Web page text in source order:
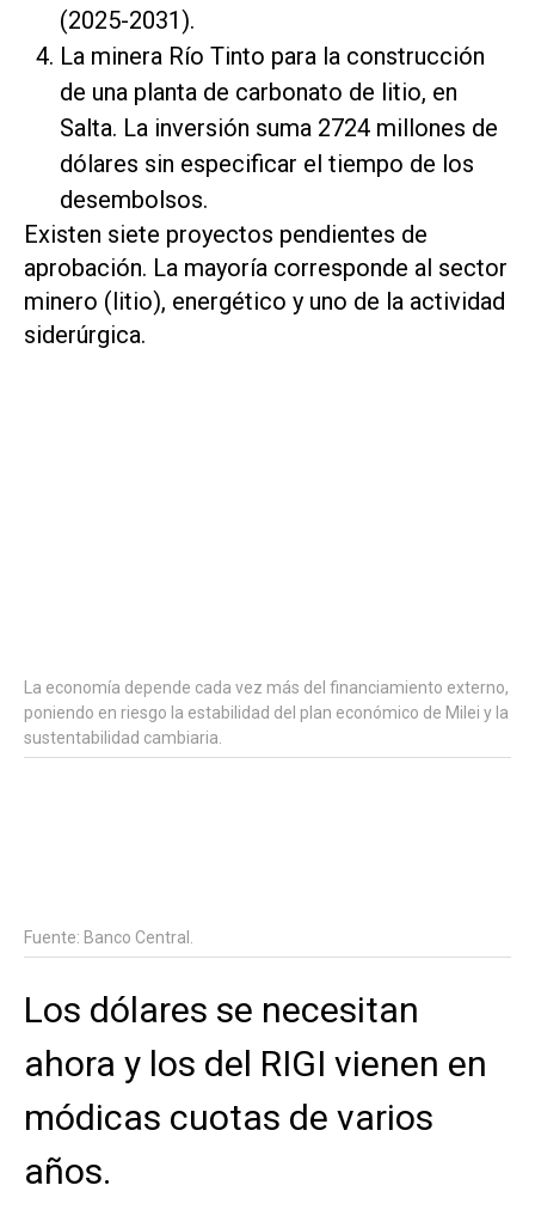
(2025-2031).
La minera Río Tinto para la construcción
de una planta de carbonato de litio, en
Salta. La inversión suma 2724 millones de
dólares sin especificar el tiempo de los
desembolsos.
Existen siete proyectos pendientes de
aprobación. La mayoría corresponde al sector
minero (litio), energético y uno de la actividad
siderúrgica.
La economía depende cada vez más del financiamiento externo,
poniendo en riesgo la estabilidad del plan económico de Milei y la
sustentabilidad cambiaria.
Fuente: Banco Central.
Los dólares se necesitan
ahora y los del RIGI vienen en
módicas cuotas de varios
años.